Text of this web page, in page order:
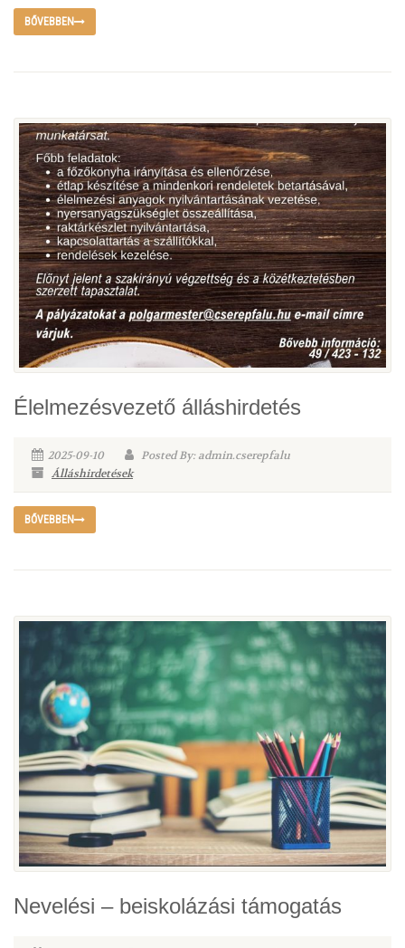
BŐVEBBEN
Élelmezésvezető álláshirdetés
2025-09-10
Posted By: admin.cserepfalu
Álláshirdetések
BŐVEBBEN
Nevelési – beiskolázási támogatás